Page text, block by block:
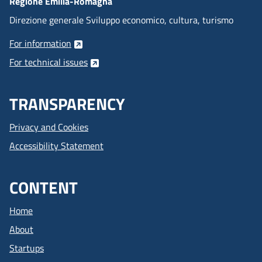
Direzione generale Sviluppo economico, cultura, turismo
For information
For technical issues
TRANSPARENCY
Privacy and Cookies
Accessibility Statement
CONTENT
Home
About
Startups